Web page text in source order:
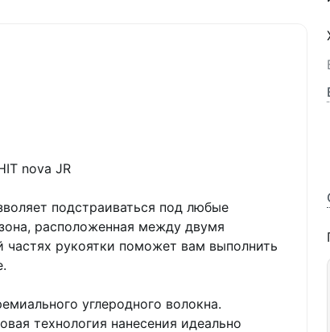
nova JR
подстраиваться под любые
расположенная между двумя
рукоятки поможет вам выполнить
углеродного волокна.
технология нанесения идеально